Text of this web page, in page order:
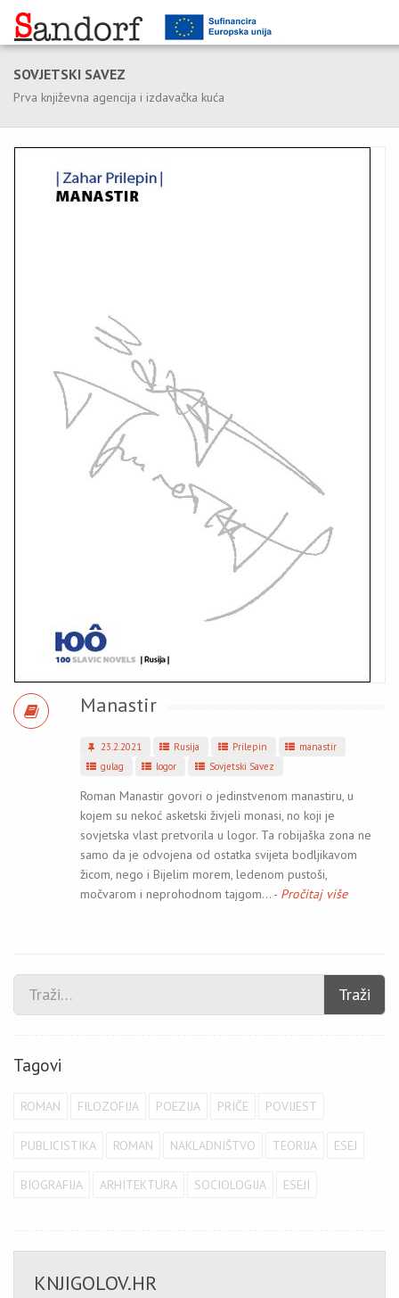
SOVJETSKI SAVEZ
Prva književna agencija i izdavačka kuća
Manastir
23.2.2021 Rusija Prilepin
manastir
gulag
logor Sovjetski Savez
Roman Manastir govori o jedinstvenom manastiru, u
kojem su nekoć asketski živjeli monasi, no koji je
sovjetska vlast pretvorila u logor. Ta robijaška zona ne
samo da je odvojena od ostatka svijeta bodljikavom
žicom, nego i Bijelim morem, ledenom pustoši,
močvarom i neprohodnom tajgom… - Pročitaj više
Traži
Tagovi
ROMAN FILOZOFIJA POEZIJA PRIČE POVIJEST
PUBLICISTIKA ROMAN NAKLADNIŠTVO TEORIJA ESEJ
BIOGRAFIJA ARHITEKTURA SOCIOLOGIJA ESEJI
KNJIGOLOV.HR